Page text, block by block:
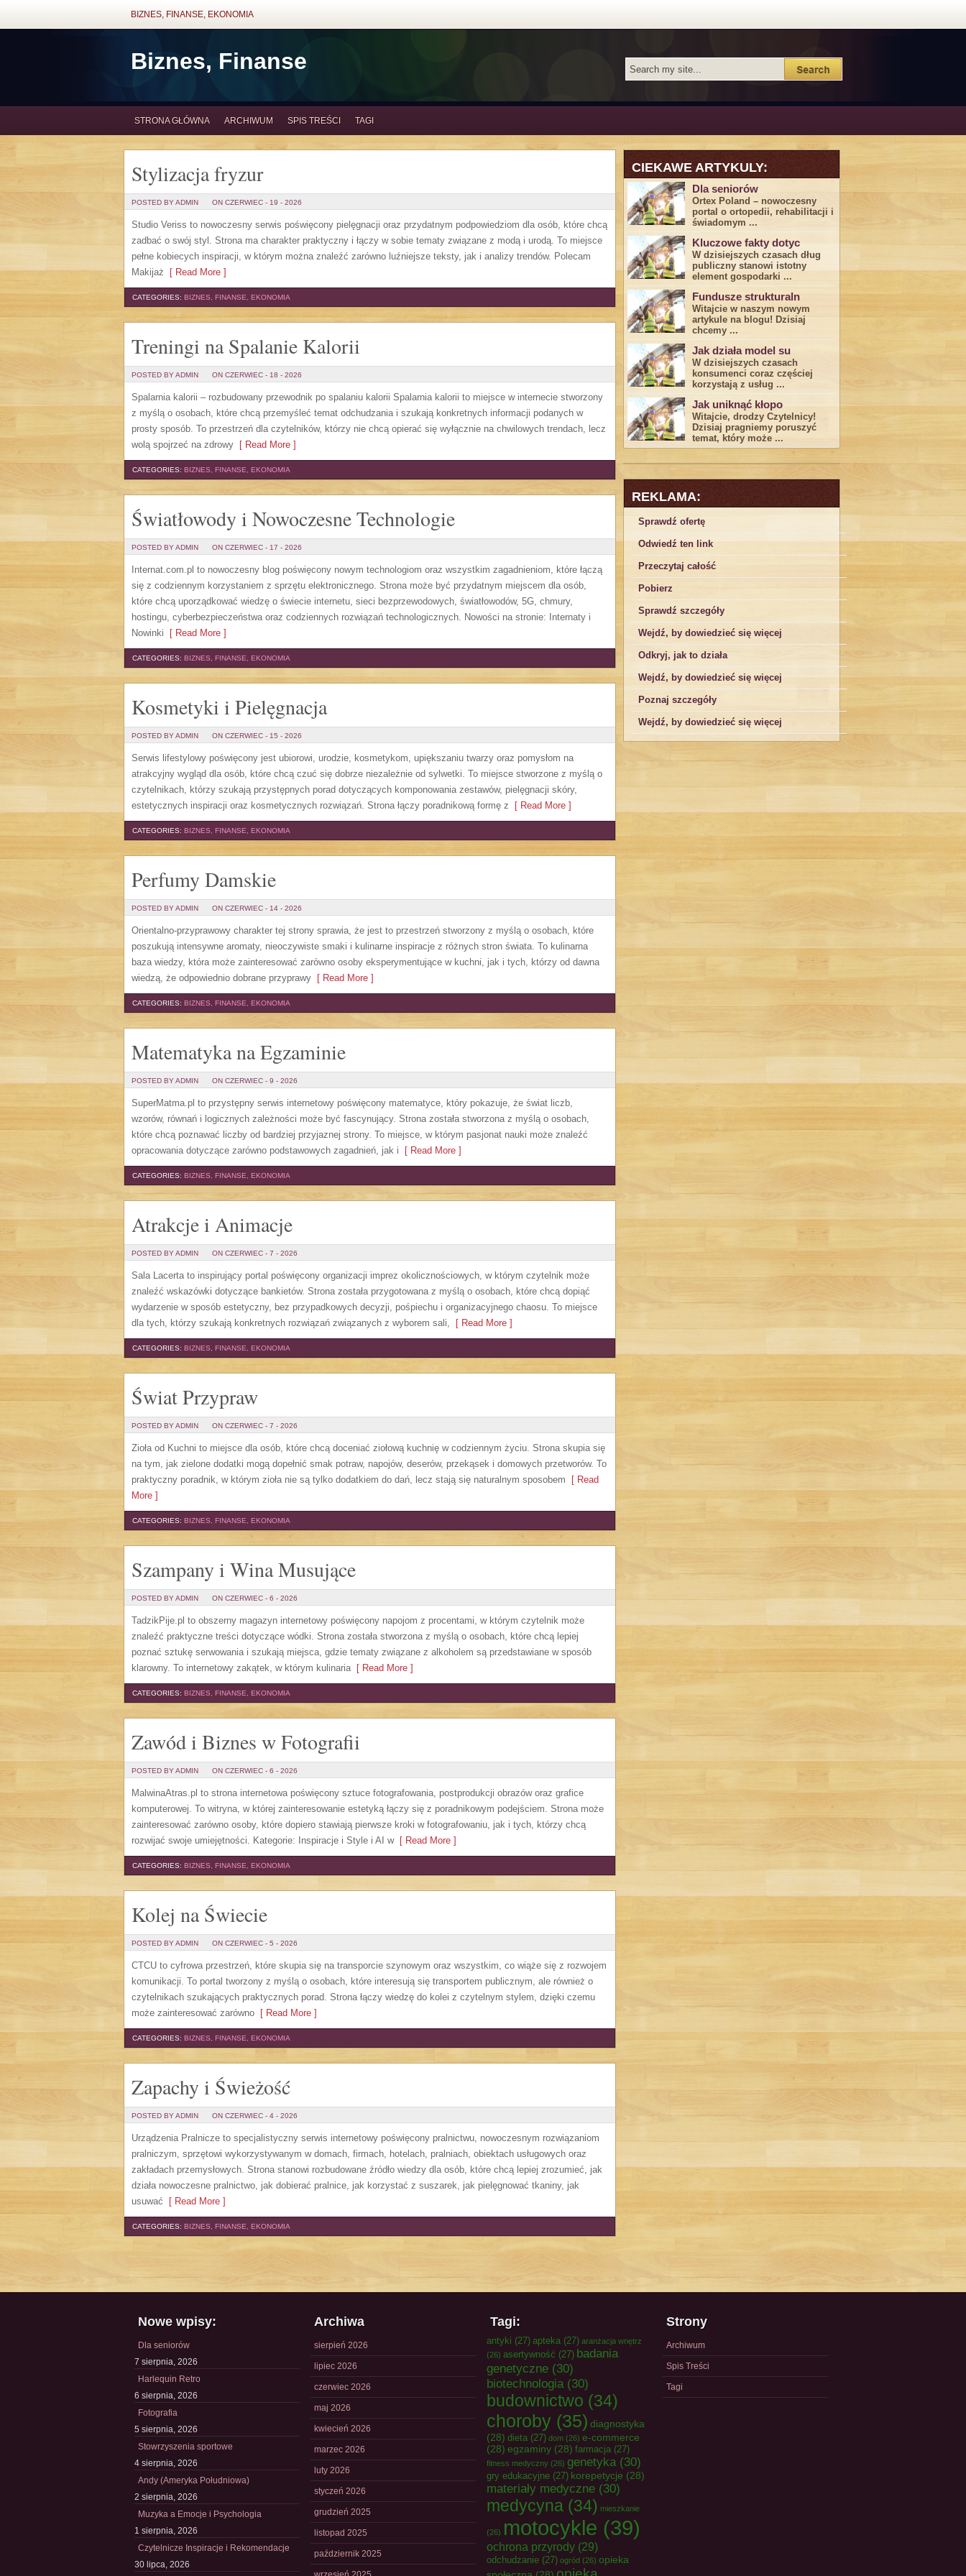
BIZNES, FINANSE, EKONOMIA
Biznes, Finanse
STRONA GŁÓWNA ARCHIWUM SPIS TREŚCI TAGI
Stylizacja fryzur
POSTED BY ADMIN ON CZERWIEC - 19 - 2026
Studio Veriss to nowoczesny serwis poświęcony pielęgnacji oraz przydatnym podpowiedziom dla osób, które chcą
zadbać o swój styl. Strona ma charakter praktyczny i łączy w sobie tematy związane z modą i urodą. To miejsce
pełne kobiecych inspiracji, w którym można znaleźć zarówno luźniejsze teksty, jak i analizy trendów. Polecam
Makijaż [ Read More ]
CATEGORIES: BIZNES, FINANSE, EKONOMIA
Treningi na Spalanie Kalorii
POSTED BY ADMIN ON CZERWIEC - 18 - 2026
Spalarnia kalorii – rozbudowany przewodnik po spalaniu kalorii Spalarnia kalorii to miejsce w internecie stworzony
z myślą o osobach, które chcą przemyśleć temat odchudzania i szukają konkretnych informacji podanych w
prosty sposób. To przestrzeń dla czytelników, którzy nie chcą opierać się wyłącznie na chwilowych trendach, lecz
wolą spojrzeć na zdrowy [ Read More ]
CATEGORIES: BIZNES, FINANSE, EKONOMIA
Światłowody i Nowoczesne Technologie
POSTED BY ADMIN ON CZERWIEC - 17 - 2026
Internat.com.pl to nowoczesny blog poświęcony nowym technologiom oraz wszystkim zagadnieniom, które łączą
się z codziennym korzystaniem z sprzętu elektronicznego. Strona może być przydatnym miejscem dla osób,
które chcą uporządkować wiedzę o świecie internetu, sieci bezprzewodowych, światłowodów, 5G, chmury,
hostingu, cyberbezpieczeństwa oraz codziennych rozwiązań technologicznych. Nowości na stronie: Internaty i
Nowinki [ Read More ]
CATEGORIES: BIZNES, FINANSE, EKONOMIA
Kosmetyki i Pielęgnacja
POSTED BY ADMIN ON CZERWIEC - 15 - 2026
Serwis lifestylowy poświęcony jest ubiorowi, urodzie, kosmetykom, upiększaniu twarzy oraz pomysłom na
atrakcyjny wygląd dla osób, które chcą czuć się dobrze niezależnie od sylwetki. To miejsce stworzone z myślą o
czytelnikach, którzy szukają przystępnych porad dotyczących komponowania zestawów, pielęgnacji skóry,
estetycznych inspiracji oraz kosmetycznych rozwiązań. Strona łączy poradnikową formę z [ Read More ]
CATEGORIES: BIZNES, FINANSE, EKONOMIA
Perfumy Damskie
POSTED BY ADMIN ON CZERWIEC - 14 - 2026
Orientalno-przyprawowy charakter tej strony sprawia, że jest to przestrzeń stworzony z myślą o osobach, które
poszukują intensywne aromaty, nieoczywiste smaki i kulinarne inspiracje z różnych stron świata. To kulinarna
baza wiedzy, która może zainteresować zarówno osoby eksperymentujące w kuchni, jak i tych, którzy od dawna
wiedzą, że odpowiednio dobrane przyprawy [ Read More ]
CATEGORIES: BIZNES, FINANSE, EKONOMIA
Matematyka na Egzaminie
POSTED BY ADMIN ON CZERWIEC - 9 - 2026
SuperMatma.pl to przystępny serwis internetowy poświęcony matematyce, który pokazuje, że świat liczb,
wzorów, równań i logicznych zależności może być fascynujący. Strona została stworzona z myślą o osobach,
które chcą poznawać liczby od bardziej przyjaznej strony. To miejsce, w którym pasjonat nauki może znaleźć
opracowania dotyczące zarówno podstawowych zagadnień, jak i [ Read More ]
CATEGORIES: BIZNES, FINANSE, EKONOMIA
Atrakcje i Animacje
POSTED BY ADMIN ON CZERWIEC - 7 - 2026
Sala Lacerta to inspirujący portal poświęcony organizacji imprez okolicznościowych, w którym czytelnik może
znaleźć wskazówki dotyczące bankietów. Strona została przygotowana z myślą o osobach, które chcą dopiąć
wydarzenie w sposób estetyczny, bez przypadkowych decyzji, pośpiechu i organizacyjnego chaosu. To miejsce
dla tych, którzy szukają konkretnych rozwiązań związanych z wyborem sali, [ Read More ]
CATEGORIES: BIZNES, FINANSE, EKONOMIA
Świat Przypraw
POSTED BY ADMIN ON CZERWIEC - 7 - 2026
Zioła od Kuchni to miejsce dla osób, które chcą doceniać ziołową kuchnię w codziennym życiu. Strona skupia się
na tym, jak zielone dodatki mogą dopełnić smak potraw, napojów, deserów, przekąsek i domowych przetworów. To
praktyczny poradnik, w którym zioła nie są tylko dodatkiem do dań, lecz stają się naturalnym sposobem [ Read
More ]
CATEGORIES: BIZNES, FINANSE, EKONOMIA
Szampany i Wina Musujące
POSTED BY ADMIN ON CZERWIEC - 6 - 2026
TadzikPije.pl to obszerny magazyn internetowy poświęcony napojom z procentami, w którym czytelnik może
znaleźć praktyczne treści dotyczące wódki. Strona została stworzona z myślą o osobach, które chcą lepiej
poznać sztukę serwowania i szukają miejsca, gdzie tematy związane z alkoholem są przedstawiane w sposób
klarowny. To internetowy zakątek, w którym kulinaria[ Read More ]
CATEGORIES: BIZNES, FINANSE, EKONOMIA
Zawód i Biznes w Fotografii
POSTED BY ADMIN ON CZERWIEC - 6 - 2026
MalwinaAtras.pl to strona internetowa poświęcony sztuce fotografowania, postprodukcji obrazów oraz grafice
komputerowej. To witryna, w której zainteresowanie estetyką łączy się z poradnikowym podejściem. Strona może
zainteresować zarówno osoby, które dopiero stawiają pierwsze kroki w fotografowaniu, jak i tych, którzy chcą
rozwijać swoje umiejętności. Kategorie: Inspiracje i Style i AI w[ Read More ]
CATEGORIES: BIZNES, FINANSE, EKONOMIA
Kolej na Świecie
POSTED BY ADMIN ON CZERWIEC - 5 - 2026
CTCU to cyfrowa przestrzeń, które skupia się na transporcie szynowym oraz wszystkim, co wiąże się z rozwojem
komunikacji. To portal tworzony z myślą o osobach, które interesują się transportem publicznym, ale również o
czytelnikach szukających praktycznych porad. Strona łączy wiedzę do kolei z czytelnym stylem, dzięki czemu
może zainteresować zarówno [ Read More ]
CATEGORIES: BIZNES, FINANSE, EKONOMIA
Zapachy i Świeżość
POSTED BY ADMIN ON CZERWIEC - 4 - 2026
Urządzenia Pralnicze to specjalistyczny serwis internetowy poświęcony pralnictwu, nowoczesnym rozwiązaniom
pralniczym, sprzętowi wykorzystywanym w domach, firmach, hotelach, pralniach, obiektach usługowych oraz
zakładach przemysłowych. Strona stanowi rozbudowane źródło wiedzy dla osób, które chcą lepiej zrozumieć, jak
działa nowoczesne pralnictwo, jak dobierać pralnice, jak korzystać z suszarek, jak pielęgnować tkaniny, jak
usuwać [ Read More ]
CATEGORIES: BIZNES, FINANSE, EKONOMIA
CIEKAWE ARTYKULY:
Dla seniorów
Ortex Poland – nowoczesny
portal o ortopedii, rehabilitacji i
świadomym ...
Kluczowe fakty dotyc
W dzisiejszych czasach dług
publiczny stanowi istotny
element gospodarki ...
Fundusze strukturaln
Witajcie w naszym nowym
artykule na blogu! Dzisiaj
chcemy ...
Jak działa model su
W dzisiejszych czasach
konsumenci ‌coraz częściej
korzystają z usług⁤ ...
Jak uniknąć kłopo
Witajcie, drodzy Czytelnicy!
Dzisiaj pragniemy poruszyć
temat, który może ...
REKLAMA:
Sprawdź ofertę
Odwiedź ten link
Przeczytaj całość
Pobierz
Sprawdź szczegóły
Wejdź, by dowiedzieć się więcej
Odkryj, jak to działa
Wejdź, by dowiedzieć się więcej
Poznaj szczegóły
Wejdź, by dowiedzieć się więcej
Nowe wpisy:
Dla seniorów
7 sierpnia, 2026
Harlequin Retro
6 sierpnia, 2026
Fotografia
5 sierpnia, 2026
Stowrzyszenia sportowe
4 sierpnia, 2026
Andy (Ameryka Południowa)
2 sierpnia, 2026
Muzyka a Emocje i Psychologia
1 sierpnia, 2026
Czytelnicze Inspiracje i Rekomendacje
30 lipca, 2026
Archiwa
sierpień 2026
lipiec 2026
czerwiec 2026
maj 2026
kwiecień 2026
marzec 2026
luty 2026
styczeń 2026
grudzień 2025
listopad 2025
październik 2025
Tagi:
antyki (27) apteka (27) aranżacja wnętrz
(26) asertywność (27) badania
genetyczne (30)
biotechnologia(30)
budownictwo (34)
choroby (35) diagnostyka
(28) dieta (27) dom (26) e-commerce
(28) egzaminy (28) farmacja (27)
fitness medyczny (26) genetyka(30)
gry edukacyjne (27) korepetycje (28)
materiały medyczne (30)
medycyna (34) mieszkanie
(26) motocykle (39)
ochrona przyrody (29)
odchudzanie (27) ogród (26) opieka
Strony
Archiwum
Spis Treści
Tagi